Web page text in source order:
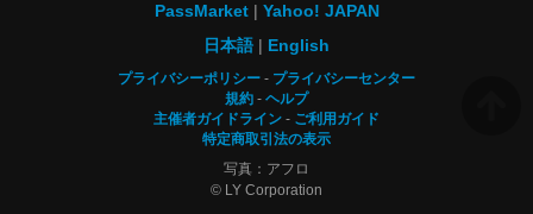
PassMarket
Yahoo! JAPAN
日本語
English
プライバシーポリシー
プライバシーセンター
規約
ヘルプ
主催者ガイドライン
ご利用ガイド
特定商取引法の表示
写真：アフロ
© LY Corporation